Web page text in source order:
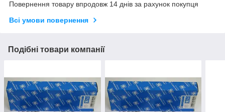
Повернення товару впродовж 14 днів за рахунок покупця
Всі умови повернення
Подібні товари компанії